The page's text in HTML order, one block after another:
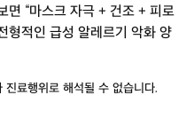
면 “마스크 자극 + 건조 + 피로
형적인 급성 알레르기 악화 양
료행위로 해석될 수 없습니다.